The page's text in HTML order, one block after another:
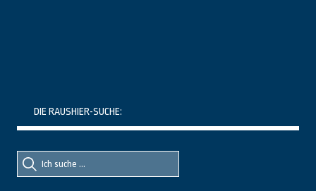
DIE RAUSHIER-SUCHE:
Suche
nach::
Suche
nach: